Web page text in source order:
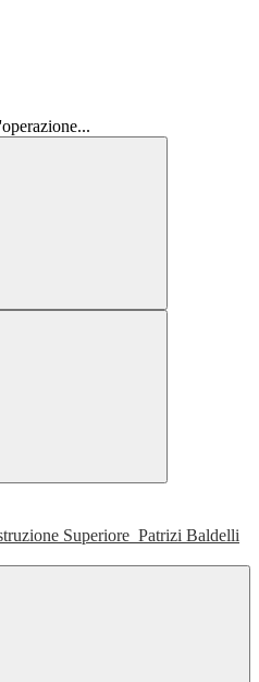
Superiore Patrizi Baldelli